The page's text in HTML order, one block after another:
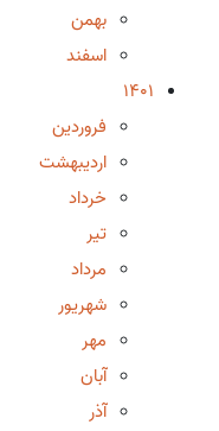
بهمن
اسفند
1401
فروردین
اردیبهشت
خرداد
تیر
مرداد
شهریور
مهر
آبان
آذر